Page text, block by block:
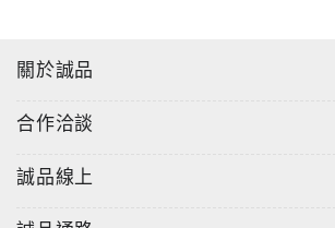
關於誠品
合作洽談
誠品線上